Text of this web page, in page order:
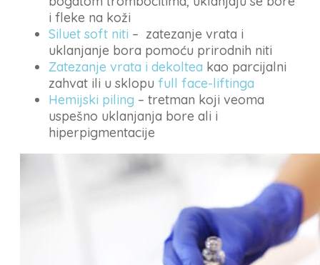
i fleke na koži
Siluet soft niti – zatezanje vrata i
uklanjanje bora pomoću prirodnih niti
Zatezanje vrata i dekoltea kao parcijalni
zahvat ili u sklopu full face-liftinga
Hemijski piling – tretman koji veoma
uspešno uklanjanja bore ali i
hiperpigmentacije